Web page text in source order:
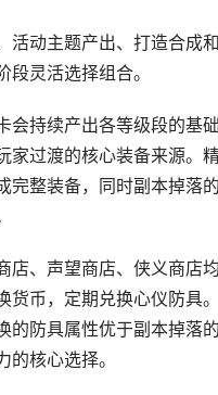
动主题产出、打造合成
灵活选择组合。
持续产出各等级段的基
过渡的核心装备来源。
整装备，同时副本掉落
、声望商店、侠义商店
币，定期兑换心仪防具
防具属性优于副本掉落
核心选择。